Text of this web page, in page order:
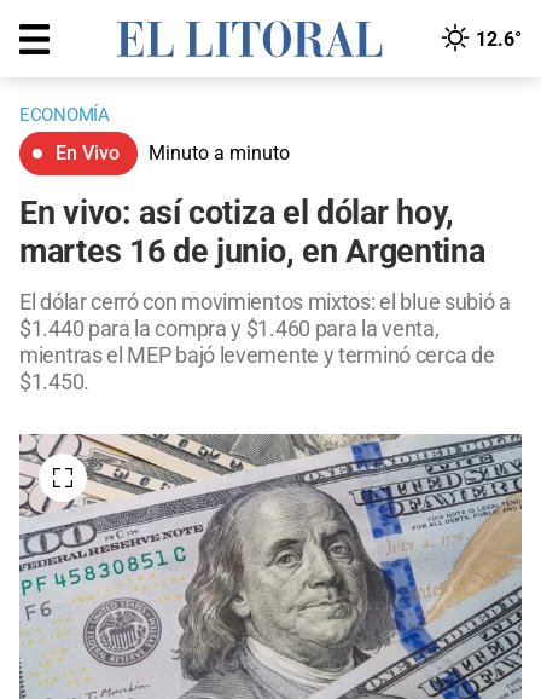
12.6°
ECONOMÍA
En Vivo Minuto a minuto
En vivo: así cotiza el dólar hoy,
martes 16 de junio, en Argentina
El dólar cerró con movimientos mixtos: el blue subió a
$1.440 para la compra y $1.460 para la venta,
mientras el MEP bajó levemente y terminó cerca de
$1.450.